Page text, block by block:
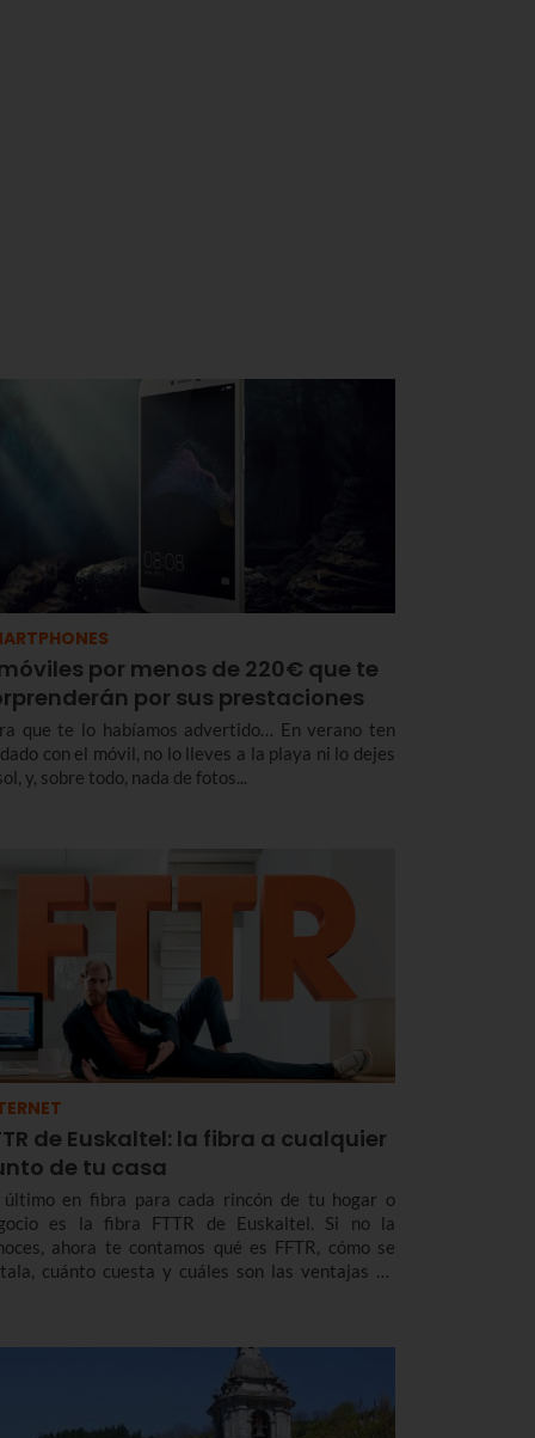
por menos de 220€ que te
por sus prestaciones
que te lo habíamos advertido… En verano ten
con el móvil, no lo lleves a la playa ni lo dejes
y, sobre todo, nada de fotos...
de Euskaltel: la fibra a cualquier
de tu casa
último en fibra para cada rincón de tu hogar o
es la fibra FTTR de Euskaltel. Si no la
ahora te contamos qué es FFTR, cómo se
cuánto cuesta y cuáles son las ventajas de